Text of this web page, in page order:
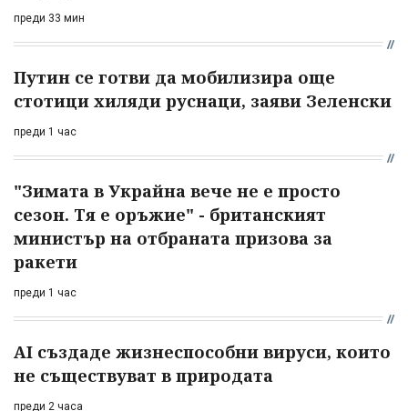
преди 33 мин
Путин се готви да мобилизира още
стотици хиляди руснаци, заяви Зеленски
преди 1 час
"Зимата в Украйна вече не е просто
сезон. Тя е оръжие" - британският
министър на отбраната призова за
ракети
преди 1 час
AI създаде жизнеспособни вируси, които
не съществуват в природата
преди 2 часа